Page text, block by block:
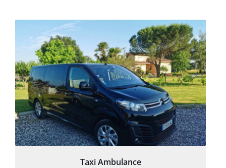
Taxi Ambulance